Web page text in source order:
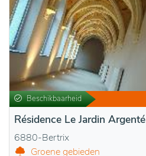
Beschikbaarheid
Résidence Le Jardin Argenté
6880-Bertrix
Groene gebieden